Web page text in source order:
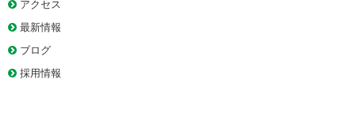
アクセス
最新情報
ブログ
採用情報